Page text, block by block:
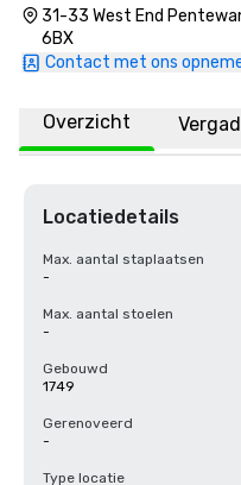
31-33 West End
6BX
Contact met ons
Overzicht
Locatiedetails
Max. aantal staplaatsen
-
Max. aantal stoelen
-
Gebouwd
1749
Gerenoveerd
-
Type locatie